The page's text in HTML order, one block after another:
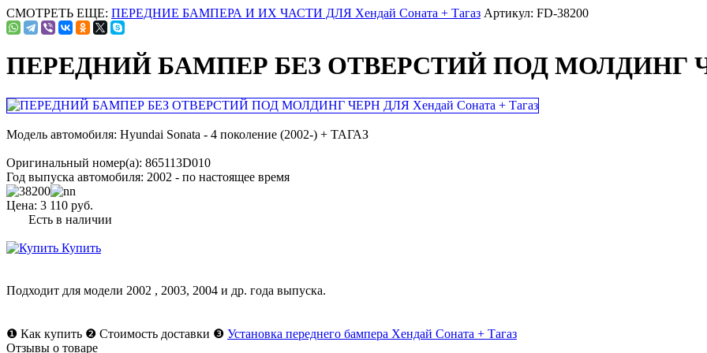
СМОТРЕТЬ ЕЩЕ: ПЕРЕДНИЕ БАМПЕРА И ИХ ЧАСТИ ДЛЯ Хендай Соната + Тагаз Артикул: FD-38200
ПЕРЕДНИЙ БАМПЕР БЕЗ ОТВЕРСТИЙ ПОД МОЛДИНГ
Модель автомобиля: Hyundai Sonata - 4 поколение (2002-) + ТАГАЗ
Оригинальный номер(а): 865113D010
Год выпуска автомобиля: 2002 - по настоящее время
Цена: 3 110 руб.
Есть в наличии
Купить
Подходит для модели 2002 , 2003, 2004 и др. года выпуска.
❶ Как купить ❷ Стоимость доставки ❸ Установка переднего бампера Хендай Соната + Тагаз
Отзывы о товаре